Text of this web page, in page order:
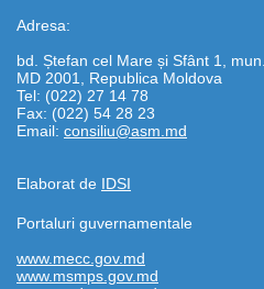
Adresa:
bd. Ștefan cel Mare și Sfânt 1,
MD 2001, Republica Moldova
Tel: (022) 27 14 78
Fax: (022) 54 28 23
Email: consiliu@asm.md
Elaborat de IDSI
Portaluri guvernamentale
www.mecc.gov.md
www.msmps.gov.md